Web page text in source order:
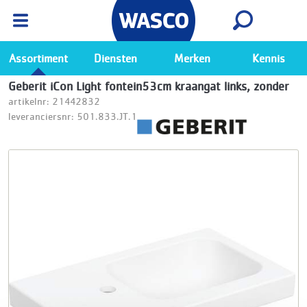
Ga naar de Wasco app
Bekijk
Assortiment Diensten Merken Kennis
Geberit iCon Light fontein53cm kraangat links, zonder
artikelnr: 21442832
leveranciersnr: 501.833.JT.1